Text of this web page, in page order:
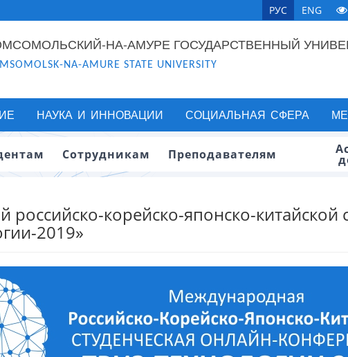
РУС ENG
НА-АМУРЕ ГОСУДАРСТВЕННЫЙ
NA-AMURE STATE UNIVERSITY
НАУКА И ИННОВАЦИИ СОЦИАЛЬНАЯ СФЕРА
Сотрудникам Преподавателям
корейско-японско-китайской
2019»